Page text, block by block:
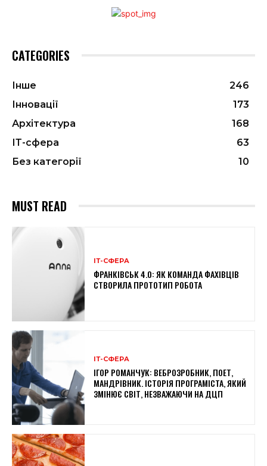
CATEGORIES
Інше
246
Інновації
173
Архітектура
168
ІТ-сфера
63
Без категорії
10
MUST READ
ІТ-СФЕРА
ФРАНКІВСЬК 4.0: ЯК КОМАНДА ФАХІВЦІВ
СТВОРИЛА ПРОТОТИП РОБОТА
ІТ-СФЕРА
ІГОР РОМАНЧУК: ВЕБРОЗРОБНИК, ПОЕТ,
МАНДРІВНИК. ІСТОРІЯ ПРОГРАМІСТА, ЯКИЙ
ЗМІНЮЄ СВІТ, НЕЗВАЖАЮЧИ НА ДЦП